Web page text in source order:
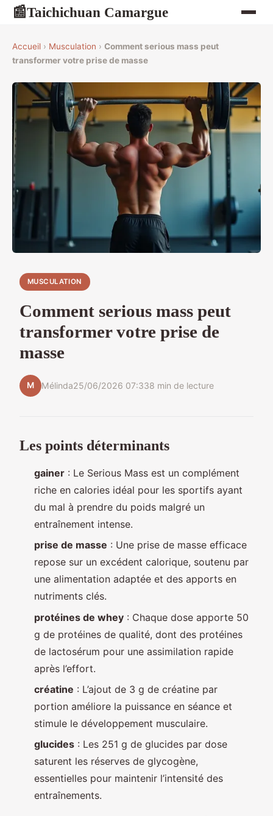
📰Taichichuan Camargue
Accueil › Musculation › Comment serious mass peut
transformer votre prise de masse
MUSCULATION
Comment serious mass peut
transformer votre prise de
masse
M Mélinda25/06/2026 07:338 min de lecture
Les points déterminants
gainer : Le Serious Mass est un complément
riche en calories idéal pour les sportifs ayant
du mal à prendre du poids malgré un
entraînement intense.
prise de masse : Une prise de masse efficace
repose sur un excédent calorique, soutenu par
une alimentation adaptée et des apports en
nutriments clés.
protéines de whey : Chaque dose apporte 50
g de protéines de qualité, dont des protéines
de lactosérum pour une assimilation rapide
après l’effort.
créatine : L’ajout de 3 g de créatine par
portion améliore la puissance en séance et
stimule le développement musculaire.
glucides : Les 251 g de glucides par dose
saturent les réserves de glycogène,
essentielles pour maintenir l’intensité des
entraînements.